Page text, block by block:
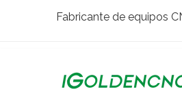
Fabricante de equipos